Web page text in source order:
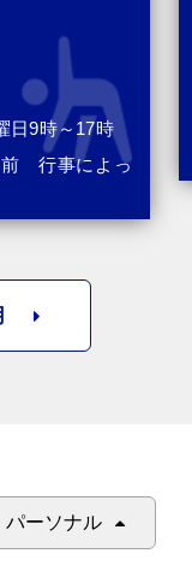
日9時～17時
行事によっ
パーソナル